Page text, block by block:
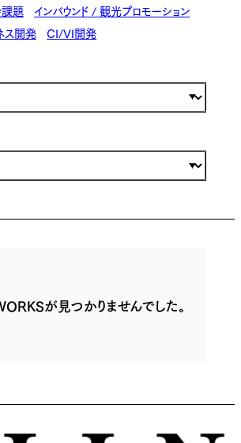
題 インバウンド / 観光プロモーション
ス開発 CI/VI開発
が見つかりませんでした。